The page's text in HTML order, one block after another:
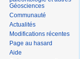
Géosciences
Communauté
Actualités
Modifications récentes
Page au hasard
Aide